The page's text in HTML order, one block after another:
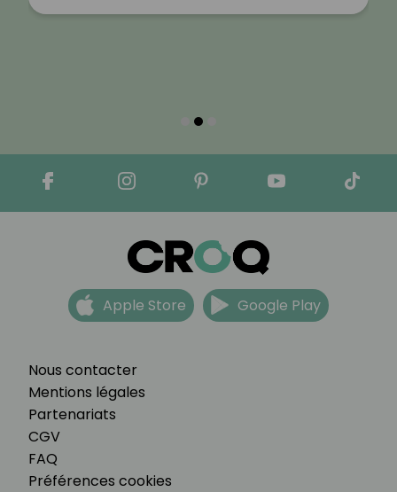
Nous contacter
Mentions légales
Partenariats
CGV
FAQ
Préférences cookies
Apple Store Google Play